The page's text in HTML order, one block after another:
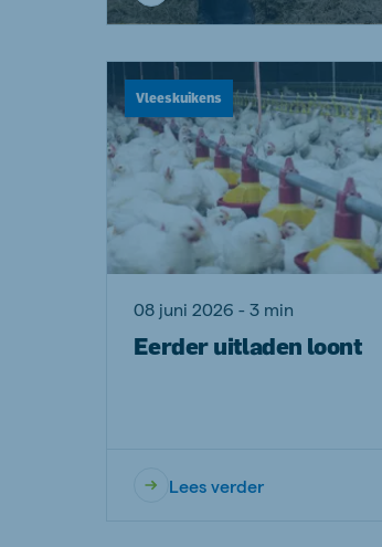
Vleeskuikens
08 juni 2026 - 3 min
Eerder uitladen loont
Lees verder